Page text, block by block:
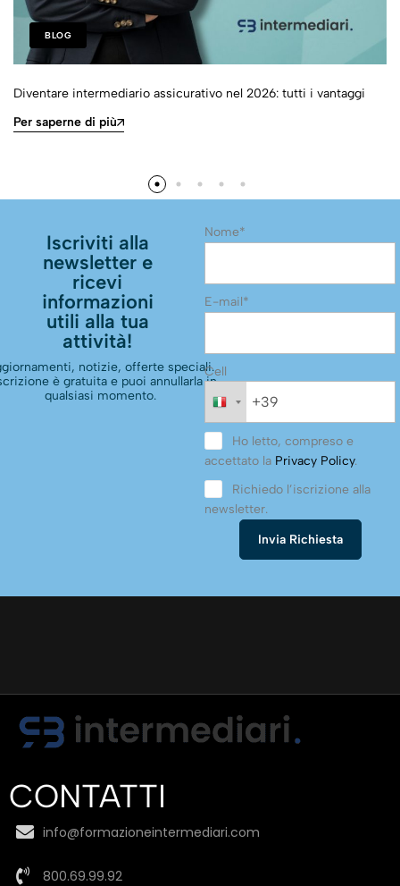
BLOG
Diventare intermediario assicurativo nel 2026: tutti i vantaggi
Per saperne di più
Iscriviti alla
newsletter e
ricevi
informazioni
utili alla tua
attività!
notizie, offerte speciali.
è gratuita e puoi annullarla in
qualsiasi momento.
Nome*
E-mail*
Cell
Ho letto, compreso e
accettato la Privacy Policy.
Richiedo l’iscrizione alla
newsletter.
CONTATTI
info@formazioneintermediari.com
800.69.99.92